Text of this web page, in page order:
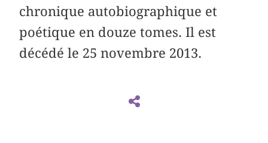
chronique autobiographique et
poétique en douze tomes. Il est
décédé le 25 novembre 2013.